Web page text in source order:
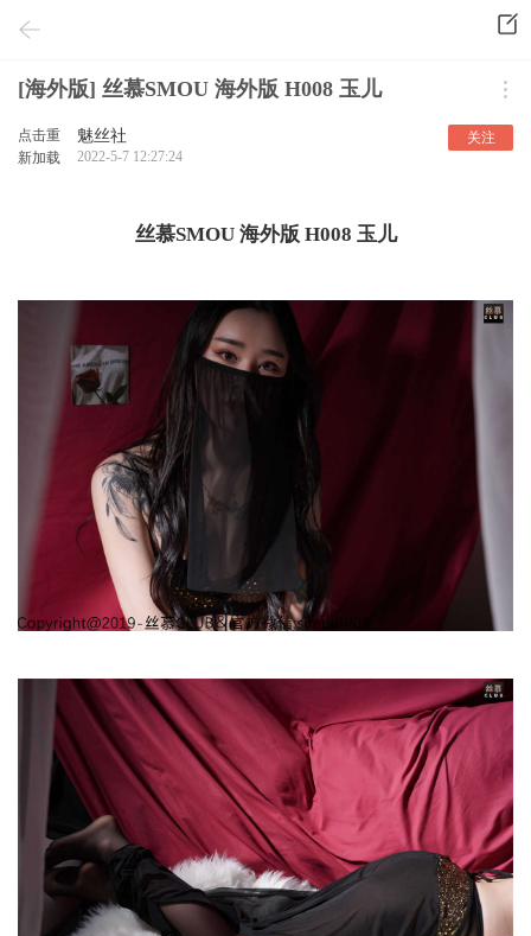
[海外版] 丝慕SMOU 海外版 H008 玉儿
点击重
新加载
魅丝社
2022-5-7 12:27:24
关注
丝慕SMOU 海外版 H008 玉儿